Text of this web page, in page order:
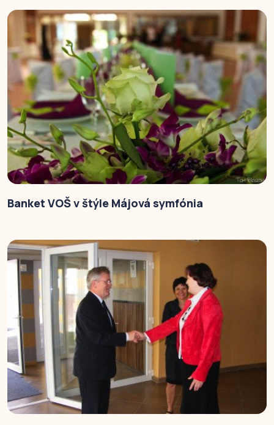
Banket VOŠ v štýle Májová symfónia